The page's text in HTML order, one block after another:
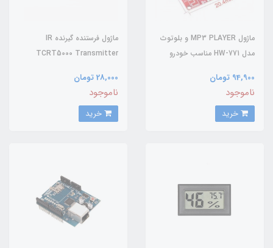
ماژول MP3 PLAYER و بلوتوث
مدل HW-771 مناسب خودرو
94,900 تومان
ناموجود
ماژول فرستنده گیرنده IR
TCRT5000 Transmitter
28,000 تومان
ناموجود